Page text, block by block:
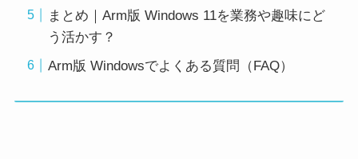
まとめ｜Arm版 Windows 11を業務や趣味にど
う活かす？
Arm版 Windowsでよくある質問（FAQ）